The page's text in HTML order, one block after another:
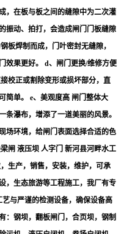
，在板与板之间的缝隙中为二次灌
振动、拍打，会造成闸门门板缝隙
板焊制而成，门叶密封无缝隙，
效果更好。 d、闸门更换/维修方便
校正或割除变形或损坏部分，直
简单。 e、美观度高 闸门整体大
条瀑布，增添了一道美丽的风景。
场环境，给闸门表面选择合适的色
闸 液压坝 人字门 新河县河畔水工
生产，销售，安装，维护，可承
，生态旅游等工程施工，我厂有专
与严谨的检测设备，确保设备高
：钢坝，翻板闸门，合页坝，钢制